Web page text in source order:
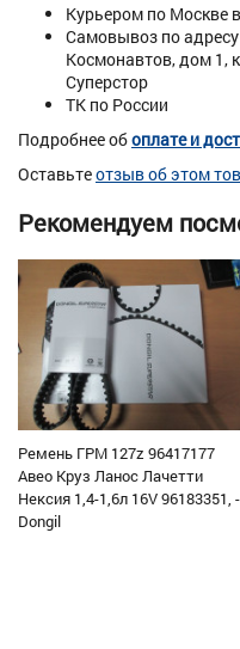
Курьером по Москве
Самовывоз по
Космонавтов, дом 1,
Суперстор
ТК по России
Подробнее обоплате и
Оставьтеотзыв об этом
Рекомендуем
Ремень ГРМ 127z 96417177
Авео Круз Ланос Лачетти
Нексия 1,4-1,6л 16V 96183351, -
Dongil